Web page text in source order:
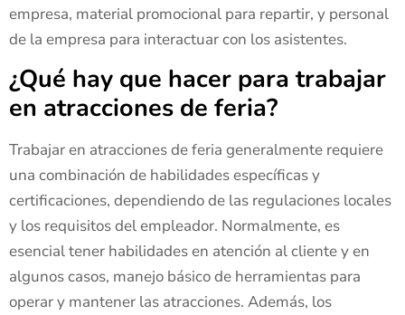
empresa, material promocional para repartir, y personal
de la empresa para interactuar con los asistentes.
¿Qué hay que hacer para trabajar
en atracciones de feria?
Trabajar en atracciones de feria generalmente requiere
una combinación de habilidades específicas y
certificaciones, dependiendo de las regulaciones locales
y los requisitos del empleador. Normalmente, es
esencial tener habilidades en atención al cliente y en
algunos casos, manejo básico de herramientas para
operar y mantener las atracciones. Además, los